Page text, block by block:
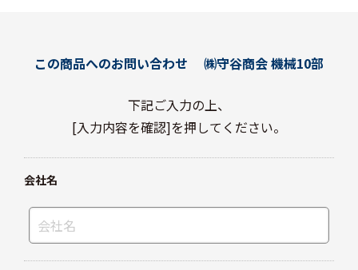
この商品へのお問い合わせ ㈱守谷商会 機械10部
下記ご入力の上、
[入力内容を確認]を押してください。
会社名